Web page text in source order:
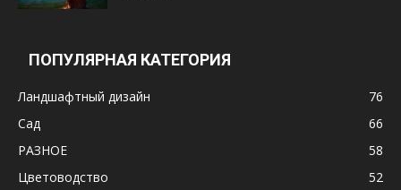
ПОПУЛЯРНАЯ КАТЕГОРИЯ
Ландшафтный дизайн
76
Сад
66
РАЗНОЕ
58
Цветоводство
52